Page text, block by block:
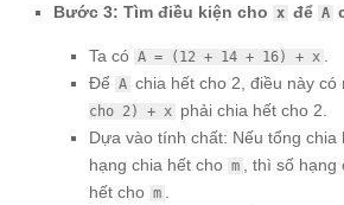
Bước 3: Tìm điều kiện cho x để A
Ta có A = (12 + 14 + 16) + x
Để A chia hết cho 2, điều này có
cho 2) + x phải chia hết cho 2.
Dựa vào tính chất: Nếu tổng chia
hạng chia hết cho m
, thì số
hết cho m